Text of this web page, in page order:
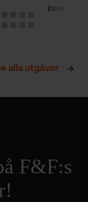
2026/4
alla utgåvor
F&F:s